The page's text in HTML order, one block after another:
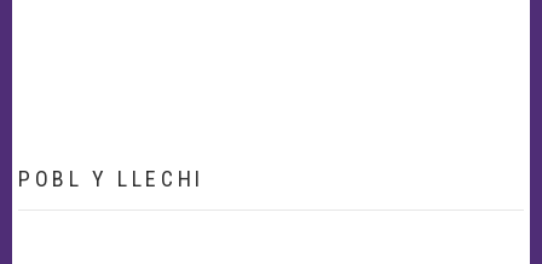
POBL Y LLECHI